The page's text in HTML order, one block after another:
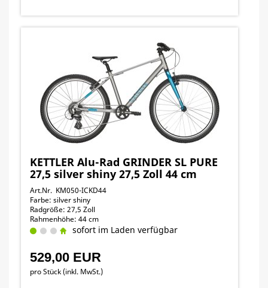
KETTLER Alu-Rad GRINDER SL PURE
27,5 silver shiny 27,5 Zoll 44 cm
Art.Nr. KM050-ICKD44
Farbe: silver shiny
Radgröße: 27,5 Zoll
Rahmenhöhe: 44 cm
sofort im Laden verfügbar
529,00 EUR
pro Stück (inkl. MwSt.)